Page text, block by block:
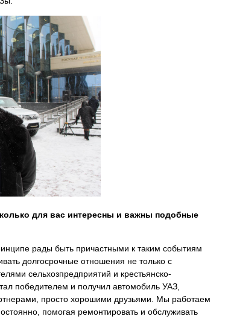
для вас интересны и важны подобные
рады быть причастными к таким событиям
долгосрочные отношения не только с
сельхозпредприятий и крестьянско-
победителем и получил автомобиль УАЗ,
просто хорошими друзьями. Мы работаем
помогая ремонтировать и обслуживать